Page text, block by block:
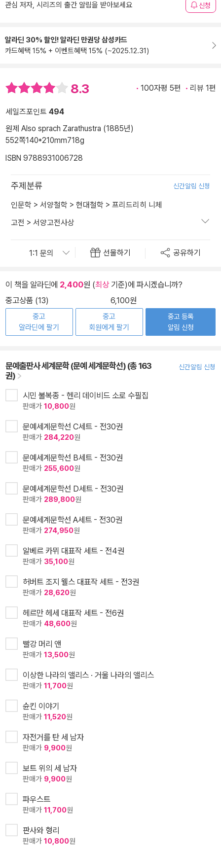
관심 저자, 시리즈의 출간 알림을 받아보세요 신청
알라딘 30% 할인! 알라딘 만권당 삼성카드
카드혜택 15% + 이벤트혜택 15% (~2025.12.31)
8.3 100자평 5편 리뷰 1편
세일즈포인트 494
원제 Also sprach Zarathustra (1885년)
552쪽140*210mm718g
ISBN 9788931006728
주제분류 신간알림 신청
인문학 > 서양철학 > 현대철학 > 프리드리히 니체
고전 > 서양고전사상
선물하기 공유하기
이 책을 알라딘에 2,400원 (최상기준)에 파시겠습니까?
중고상품 (13)
6,100원
중고
알라딘에 팔기
중고
회원에게 팔기
중고 등록
알림 신청
문예출판사 세계문학 (문예 세계문학선) (총 163
권)
신간알림 신청
시민 불복종 - 헨리 데이비드 소로 수필집
판매가 10,800원
문예세계문학선 C세트 - 전30권
판매가 284,220원
문예세계문학선 B세트 - 전30권
판매가 255,600원
문예세계문학선 D세트 - 전30권
판매가 289,800원
문예세계문학선 A세트 - 전30권
판매가 274,950원
알베르 카뮈 대표작 세트 - 전4권
판매가 35,100원
허버트 조지 웰스 대표작 세트 - 전3권
판매가 28,620원
헤르만 헤세 대표작 세트 - 전6권
판매가 48,600원
빨강 머리 앤
판매가 13,500원
이상한 나라의 앨리스 · 거울 나라의 앨리스
판매가 11,700원
슌킨 이야기
판매가 11,520원
자전거를 탄 세 남자
판매가 9,900원
보트 위의 세 남자
판매가 9,900원
파우스트
판매가 11,700원
판사와 형리
판매가 10,800원